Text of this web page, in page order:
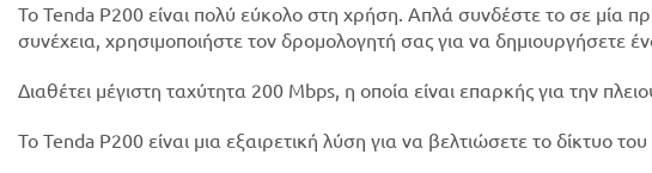
Το Tenda P200 είναι πολύ εύκολο στη χρήση. Απλά συνδέστε το σε μία
συνέχεια, χρησιμοποιήστε τον δρομολογητή σας για να δημιουργήσετε
Διαθέτει μέγιστη ταχύτητα 200 Mbps, η οποία είναι επαρκής για την
Το Tenda P200 είναι μια εξαιρετική λύση για να βελτιώσετε το δίκτυο